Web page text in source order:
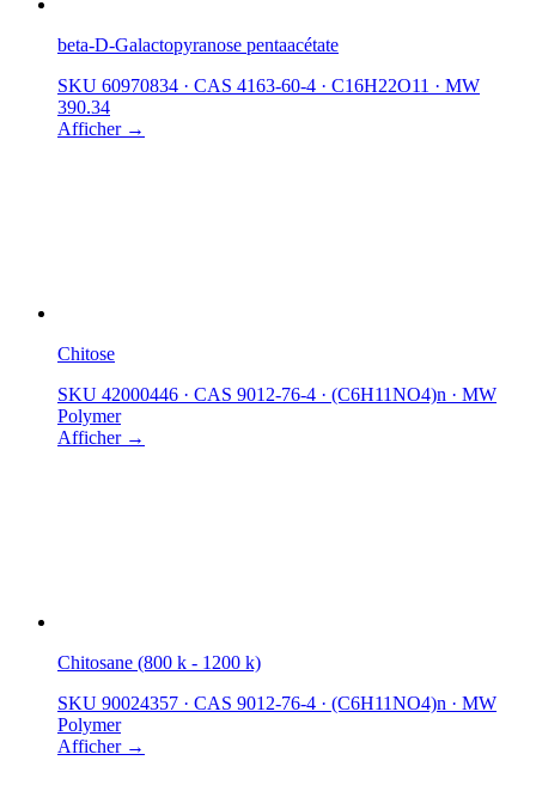
beta-D-Galactopyranose pentaacétate
SKU 60970834 · CAS 4163-60-4 · C16H22O11 · MW
390.34
Afficher →
Chitose
SKU 42000446 · CAS 9012-76-4 · (C6H11NO4)n · MW
Polymer
Afficher →
Chitosane (800 k - 1200 k)
SKU 90024357 · CAS 9012-76-4 · (C6H11NO4)n · MW
Polymer
Afficher →